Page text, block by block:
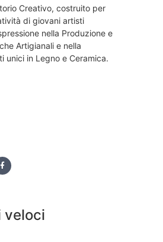
Creativo, costruito per
di giovani artisti
nella Produzione e
Artigianali e nella
unici in Legno e Ceramica.
veloci